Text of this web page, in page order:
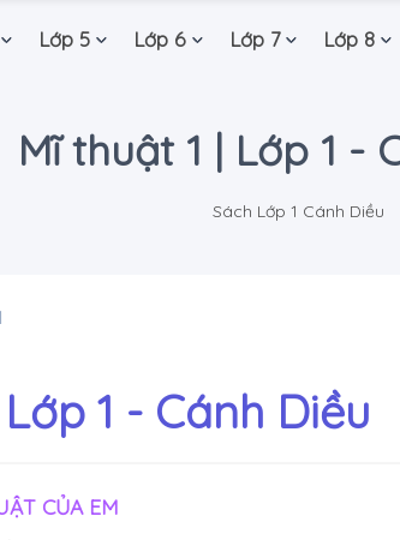
Lớp 5 Lớp 6 Lớp 7 Lớp 8
Mĩ thuật 1 | Lớp 1 -
Sách Lớp 1 Cánh Diều
1 - Cánh Diều
CỦA EM